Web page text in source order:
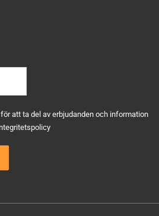
att ta del av erbjudanden och information